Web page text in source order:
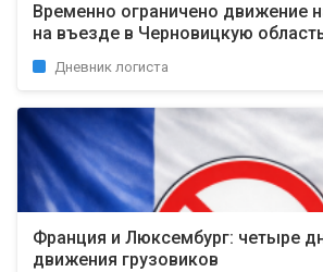
Временно ограничено движение
на въезде в Черновицкую
Дневник логиста
Франция и Люксембург: четыре
движения грузовиков